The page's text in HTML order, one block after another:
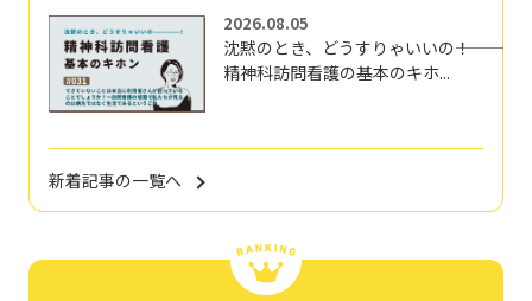
2026.08.05
沈黙のとき、どうすりゃいいの―――！
精神科訪問看護の基本のキホ...
新着記事の一覧へ